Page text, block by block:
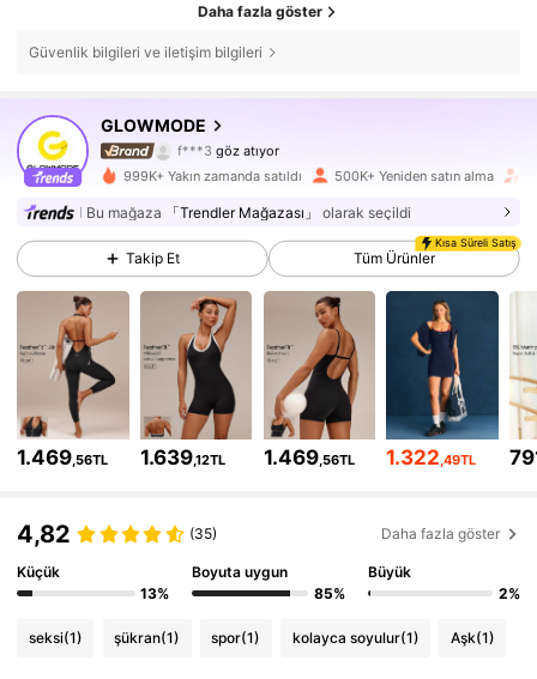
Daha fazla göster
Güvenlik bilgileri ve iletişim bilgileri
GLOWMODE
f***3 göz atıyor
4,90
2.2M Takipçiler
4,90 2.2M Takipçiler
4,90 2.2M Takipçiler
4,90 2.2M Takipçiler
4,90 2.2M Takipçiler
4,90 2.2M Takipçiler
4,90 2.2M Takipçiler
4,90 2.2M Takipçiler
999K+ Yakın zamanda satıldı 500K+ Yeniden satın alma
Bu mağaza 「Trendler Mağazası」 olarak seçildi
Takip Et
Kısa Süreli Satış
Tüm Ürünler
1.469,56TL 1.639,12TL 1.469,56TL 1.322,49TL
4,82 (35) Daha fazla göster
Küçük
13%
Boyuta uygun
85%
Büyük
2%
seksi(1) şükran(1) spor(1) kolayca soyulur(1) Aşk(1)